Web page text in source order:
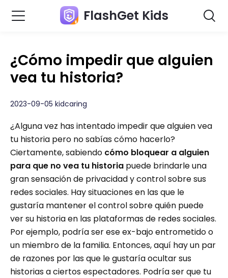
FlashGet Kids
¿Cómo impedir que alguien
vea tu historia?
2023-09-05 kidcaring
¿Alguna vez has intentado impedir que alguien vea
tu historia pero no sabías cómo hacerlo?
Ciertamente, sabiendo cómo bloquear a alguien
para que no vea tu historia puede brindarle una
gran sensación de privacidad y control sobre sus
redes sociales. Hay situaciones en las que le
gustaría mantener el control sobre quién puede
ver su historia en las plataformas de redes sociales.
Por ejemplo, podría ser ese ex-bajo entrometido o
un miembro de la familia. Entonces, aquí hay un par
de razones por las que le gustaría ocultar sus
historias a ciertos espectadores. Podría ser que tu